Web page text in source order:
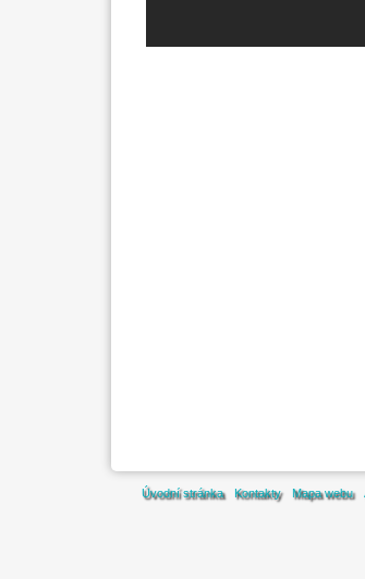
Úvodní stránka Kontakty Mapa webu